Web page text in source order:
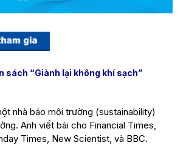
sách “Giành lại không khí sạch”
nhà báo môi trường (sustainability)
Anh viết bài cho Financial Times,
Times, New Scientist, và BBC.